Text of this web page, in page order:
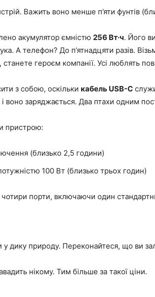
Важить воно менше п’яти фунтів
акумулятор ємністю 256 Вт·ч. Його
А телефон? До п’ятнадцяти разів.
героєм компанії. Усі люблять
з собою, оскільки кабель USB-C
воно заряджається. Два птахи одним
пристрою:
(близько 2,5 години)
100 Вт (близько трьох годин)
порти, включаючи один
дику природу. Переконайтеся, що ви
нікому. Тим більше за такої ціни.